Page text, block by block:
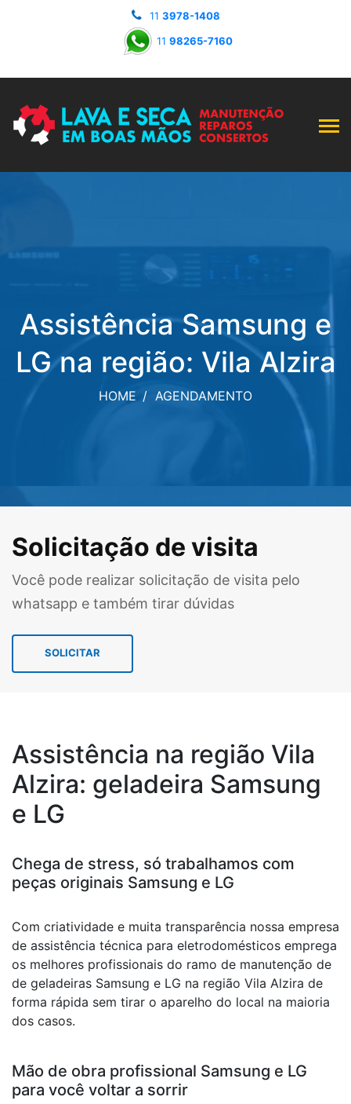
11 3978-1408
11 98265-7160
Assistência Samsung e
LG na região: Vila Alzira
HOME AGENDAMENTO
Solicitação de visita
Você pode realizar solicitação de visita pelo
whatsapp e também tirar dúvidas
SOLICITAR
Assistência na região Vila
Alzira: geladeira Samsung
e LG
Chega de stress, só trabalhamos com
peças originais Samsung e LG
Com criatividade e muita transparência nossa empresa
de assistência técnica para eletrodomésticos emprega
os melhores profissionais do ramo de manutenção de
de geladeiras Samsung e LG na região Vila Alzira de
forma rápida sem tirar o aparelho do local na maioria
dos casos.
Mão de obra profissional Samsung e LG
para você voltar a sorrir